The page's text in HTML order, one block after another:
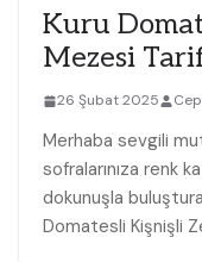
Kuru
Mezesi
26 Şubat 2025
Merhaba sevgili
sofralarınıza renk
dokunuşla
Domatesli Kişnişli